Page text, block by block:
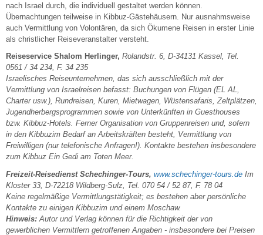
nach Israel durch, die individuell gestaltet werden können.
Übernachtungen teilweise in Kibbuz-Gästehäusern. Nur ausnahmsweise
auch Vermittlung von Volontären, da sich Ökumene Reisen in erster Linie
als christlicher Reiseveranstalter versteht.
Reiseservice Shalom Herlinger, Rolandstr. 6, D-34131 Kassel, Tel.
0561 / 34 234, F. 34 235
Israelisches Reiseunternehmen, das sich ausschließlich mit der
Vermittlung von Israelreisen befasst: Buchungen von Flügen (EL AL,
Charter usw.), Rundreisen, Kuren, Mietwagen, Wüstensafaris, Zeltplätzen,
Jugendherbergsprogrammen sowie von Unterkünften in Guesthouses
bzw. Kibbuz-Hotels. Ferner Organisation von Gruppenreisen und, sofern
in den Kibbuzim Bedarf an Arbeitskräften besteht, Vermittlung von
Freiwilligen (nur telefonische Anfragen!). Kontakte bestehen insbesondere
zum Kibbuz Ein Gedi am Toten Meer.
Freizeit-Reisedienst Schechinger-Tours, www.schechinger-tours.de Im
Kloster 33, D-72218 Wildberg-Sulz, Tel. 070 54 / 52 87, F. 78 04
Keine regelmäßige Vermittlungstätigkeit; es bestehen aber persönliche
Kontakte zu einigen Kibbuzim und einem Moschaw.
Hinweis: Autor und Verlag können für die Richtigkeit der von
gewerblichen Vermittlern getroffenen Angaben - insbesondere bei Preisen